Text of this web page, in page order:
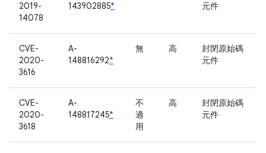
2019-
14078
143902885*
元件
CVE-
2020-
3616
A-
148816292*
無 高
封閉原始碼
元件
CVE-
2020-
3618
A-
148817245*
不
適
用
高
封閉原始碼
元件